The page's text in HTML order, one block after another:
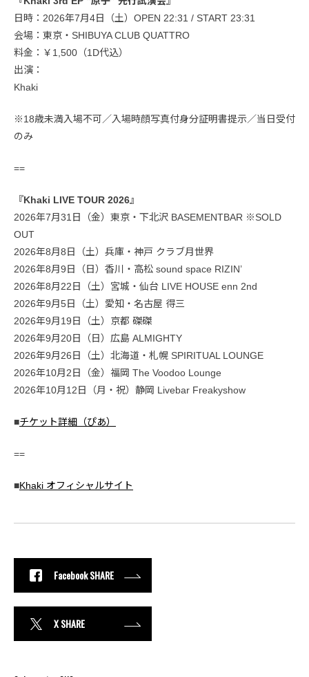
日時：2026年7月4日（土）OPEN 22:31 / START 23:31
会場：東京・SHIBUYA CLUB QUATTRO
料金：￥1,500（1D代込）
出演：
Khaki
※18歳未満入場不可／入場時顔写真付身分証明書提示／当日受付
のみ
==
『Khaki LIVE TOUR 2026』
2026年7月31日（金）東京・下北沢 BASEMENTBAR ※SOLD
OUT
2026年8月8日（土）兵庫・神戸 クラブ月世界
2026年8月9日（日）香川・高松 sound space RIZIN’
2026年8月22日（土）宮城・仙台 LIVE HOUSE enn 2nd
2026年9月5日（土）愛知・名古屋 得三
2026年9月19日（土）京都 磔磔
2026年9月20日（日）広島 ALMIGHTY
2026年9月26日（土）北海道・札幌 SPIRITUAL LOUNGE
2026年10月2日（金）福岡 The Voodoo Lounge
2026年10月12日（月・祝）静岡 Livebar Freakyshow
■チケット詳細（ぴあ）
==
■Khaki オフィシャルサイト
Facebook SHARE
X SHARE